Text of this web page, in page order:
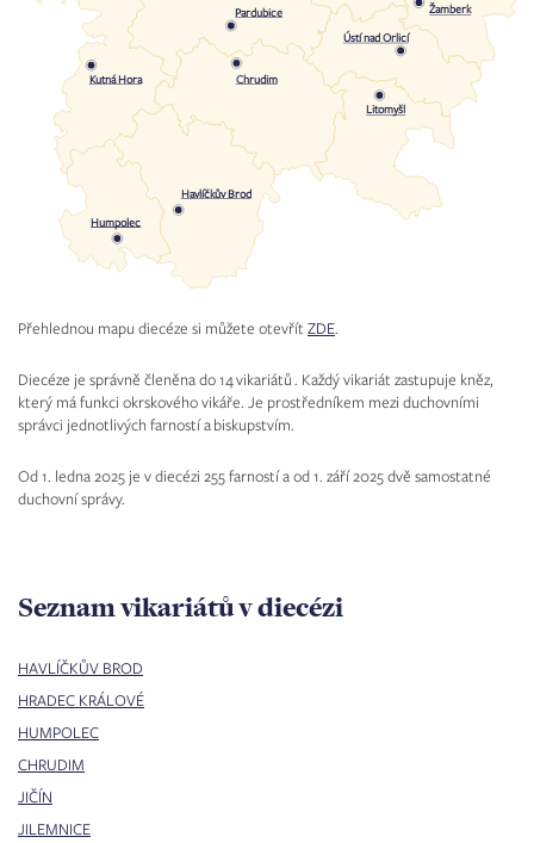
Havlíčkův Brod
Ústí nad Orlicí
Kutná Hora
Humpolec
Pardubice Žamberk
Litomyšl
Chrudim
Přehlednou mapu diecéze si můžete otevřít ZDE.
Diecéze je správně členěna do 14 vikariátů . Každý vikariát zastupuje kněz,
který má funkci okrskového vikáře. Je prostředníkem mezi duchovními
správci jednotlivých farností a biskupstvím.
Od 1. ledna 2025 je v diecézi 255 farností a od 1. září 2025 dvě samostatné
duchovní správy.
Seznam vikariátů v diecézi
HAVLÍČKŮV BROD
HRADEC KRÁLOVÉ
HUMPOLEC
CHRUDIM
JIČÍN
JILEMNICE